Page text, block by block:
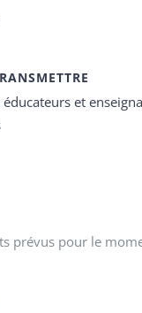
et
prévus pour le